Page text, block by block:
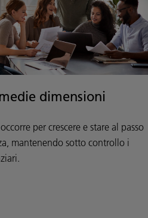
dimensioni
per crescere e stare al passo
mantenendo sotto controllo i